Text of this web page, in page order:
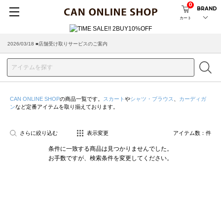
カート
0
BRAND
2026/03/18 ■店舗受け取りサービスのご案内
CAN ONLINE SHOPの商品一覧です。 スカート やシャツ・ブラウス
カーディガ
ンなど定番アイテムを取り揃えております。
さらに絞り込む 表示変更 アイテム数： 件
条件に一致する商品は見つかりませんでした。
お手数ですが、検索条件を変更してください。